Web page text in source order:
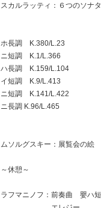
スカルラッティ：６つのソナタ
ホ長調 K.380/L.23
ニ短調 K.1/L.366
ハ長調 K.159/L.104
イ短調 K.9/L.413
ニ短調 K.141/L.422
ニ長調 K.96/L.465
ムソルグスキー：展覧会の絵
～休憩～
ラフマニノフ：前奏曲 嬰ハ短